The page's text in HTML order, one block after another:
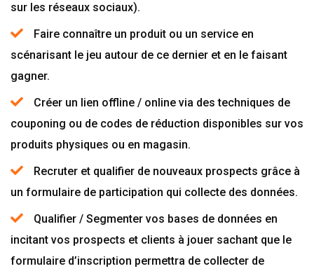
sur les réseaux sociaux).
Faire connaître un produit ou un service en
scénarisant le jeu autour de ce dernier et en le faisant
gagner.
Créer un lien offline / online via des techniques de
couponing ou de codes de réduction disponibles sur vos
produits physiques ou en magasin.
Recruter et qualifier de nouveaux prospects grâce à
un formulaire de participation qui collecte des données.
Qualifier / Segmenter vos bases de données en
incitant vos prospects et clients à jouer sachant que le
formulaire d’inscription permettra de collecter de